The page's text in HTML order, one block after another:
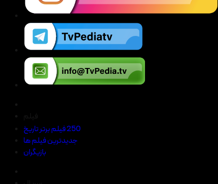
250 فیلم برتر تاریخ
جدیدترین فیلم ها
بازیگران